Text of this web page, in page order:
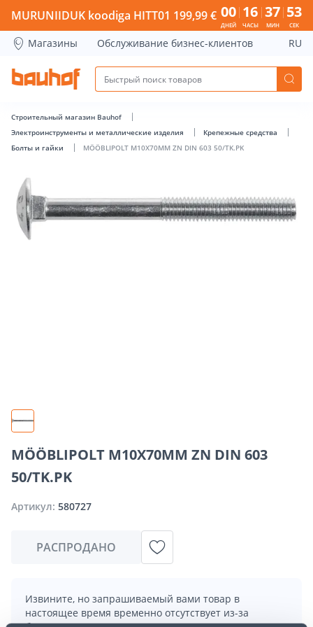
MÖÖBLIPOLT M10X70MM ZN DIN 603 50/TK.PK - Bauhof
MURUNIIDUK koodiga HITT01 199,99 € 00
ДНЕЙ
16
ЧАСЫ
37
МИН
52
СЕК
Магазины Обслуживание бизнес-клиентов RU
Строительный магазин Bauhof
Электроинструменты и металлические изделия
Крепежные средства
Болты и гайки
MÖÖBLIPOLT M10X70MM ZN DIN 603 50/TK.PK
MÖÖBLIPOLT M10X70MM ZN DIN 603
50/TK.PK
Артикул: 580727
РАСПРОДАНО
Извините, но запрашиваемый вами товар в
настоящее время временно отсутствует из-за